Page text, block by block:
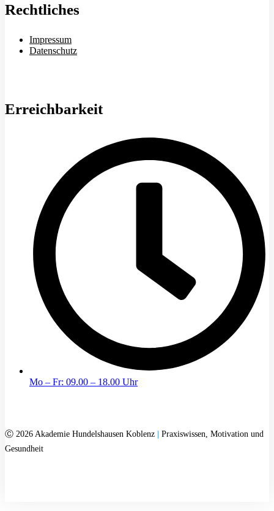
Rechtliches
Impressum
Datenschutz
Erreichbarkeit
Mo – Fr: 09.00 – 18.00 Uhr
Ⓒ 2026 Akademie Hundelshausen Koblenz | Praxiswissen, Motivation und
Gesundheit